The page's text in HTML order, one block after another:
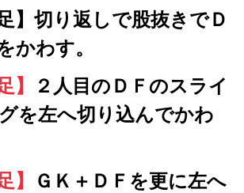
】切り返しで股抜きでＤ
かわす。
】
２人目のＤＦのスライ
を左へ切り込んでかわ
】
ＧＫ＋ＤＦを更に左へ